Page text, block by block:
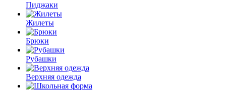
Пиджаки
Жилеты
Брюки
Рубашки
Верхняя одежда